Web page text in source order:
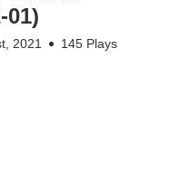
01)
2021
145 Plays